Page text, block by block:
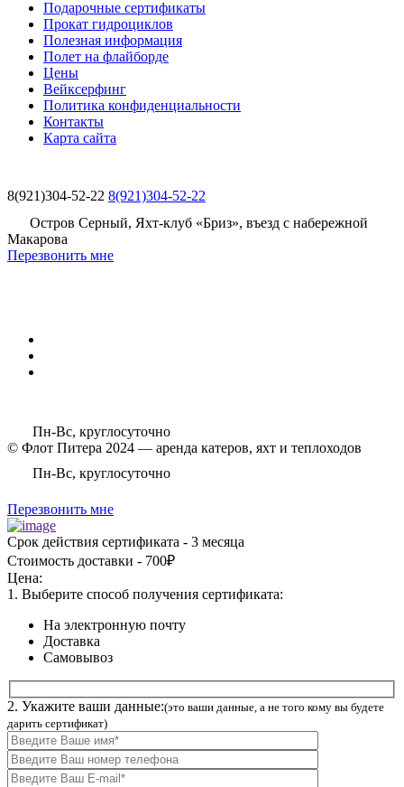
Подарочные сертификаты
Прокат гидроциклов
Полезная информация
Полет на флайборде
Цены
Вейксерфинг
Политика конфиденциальности
Контакты
Карта сайта
8(921)304-52-22 8(921)304-52-22
Остров Серный, Яхт-клуб «Бриз», въезд с набережной
Макарова
Перезвонить мне
Пн-Вс, круглосуточно
© Флот Питера 2024 — аренда катеров, яхт и теплоходов
Пн-Вс, круглосуточно
Перезвонить мне
Срок действия сертификата - 3 месяца
Стоимость доставки - 700₽
Цена:
1. Выберите способ получения сертификата:
На электронную почту
Доставка
Самовывоз
2. Укажите ваши данные:(это ваши данные, а не того кому вы будете
дарить сертификат)